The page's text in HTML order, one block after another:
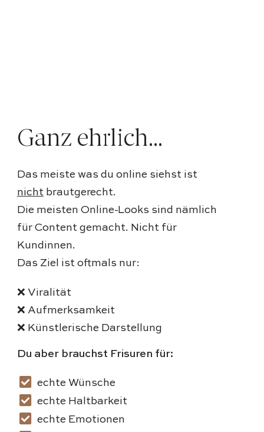
Ganz ehrlich...
Das meiste was du online siehst ist
nichtbrautgerecht.
Die meisten Online-Looks sind nämlich
für Content gemacht. Nicht für
Kundinnen.
Das Ziel ist oftmals nur:
❌ Viralität
❌ Aufmerksamkeit
❌ Künstlerische Darstellung
Du aber brauchst Frisuren für:
echte Wünsche
echte Haltbarkeit
echte Emotionen